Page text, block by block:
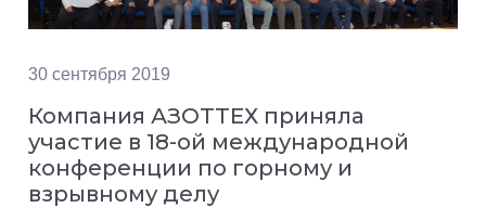
30 сентября 2019
Компания АЗОТТЕХ приняла
участие в 18-ой международной
конференции по горному и
взрывному делу